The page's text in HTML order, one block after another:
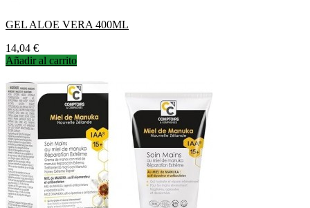
GEL ALOE VERA 400ML
Precio
14,04 €
Añadir al carrito